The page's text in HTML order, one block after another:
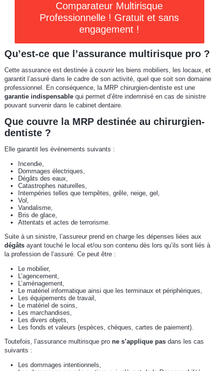
Comparateur Multirisque
Professionnelle ! Gratuit et sans
engagement !
Qu’est-ce que l’assurance multirisque pro ?
Cette assurance est destinée à couvrir les biens mobiliers, les locaux, et
garantit l’assuré dans le cadre de son activité, quel que soit son domaine
professionnel. En conséquence, la MRP chirurgien-dentiste est une
garantie indispensablequi permet d’être indemnisé en cas de sinistre
pouvant survenir dans le cabinet dentaire.
Que couvre la MRP destinée au chirurgien-
dentiste ?
Elle garantit les événements suivants :
Incendie,
Dommages électriques,
Dégâts des eaux,
Catastrophes naturelles,
Intempéries telles que tempêtes, grêle, neige, gel,
Vol,
Vandalisme,
Bris de glace,
Attentats et actes de terrorisme.
Suite à un sinistre, l’assureur prend en charge les dépenses liées aux
dégâts ayant touché le local et/ou son contenu dès lors qu’ils sont liés à
la profession de l’assuré. Ce peut être :
Le mobilier,
L’agencement,
L’aménagement,
Le matériel informatique ainsi que les terminaux et périphériques,
Les équipements de travail,
Le matériel de soins,
Les marchandises,
Les divers objets,
Les fonds et valeurs (espèces, chèques, cartes de paiement).
Toutefois, l’assurance multirisque pro ne s’applique pasdans les cas
suivants :
Les dommages intentionnels,